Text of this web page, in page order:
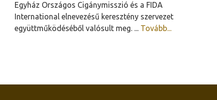
Egyház Országos Cigánymisszió és a FIDA
International elnevezésű keresztény szervezet
együttműködéséből valósult meg. ... Tovább...